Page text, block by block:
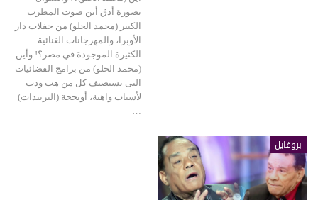
بصورة أدق أين صوت المطرب
الكبير (محمد الحلو) من حفلات دار
الأوبرا، والمهرجانات الغنائية
الكثيرة الموجودة في مصر؟! وأين
(محمد الحلو) من برامج الفضائيات
التى تستضيف كل من هب ودب
لأسباب واهية، أوبحجة (التريندات)
بروفايل